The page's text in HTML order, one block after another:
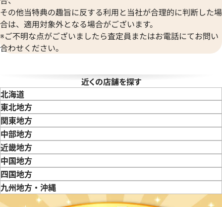
・バン ブラックマジック
342.CV.130.RX.114
格
合わせください
電話で聞く
ウブロ ビッグ・バン ポルト
イヤモンド
参考買取価格
価格はお問い合わせください
電話で聞く
その他当特典の趣旨に反する利用と当社が合理的に判断した場
合は、適用対象外となる場合がございます。
※ご不明な点がございましたら査定員またはお電話にてお問い
合わせください。
近くの店舗を探す
北海道
東北地方
青森県岩手県
関東地方
東京都神奈川県
中部地方
新潟県富山県
近畿地方
三重県滋賀県
中国地方
鳥取県島根県
四国地方
徳島県香川県愛媛県
九州地方・沖縄
福岡県
佐賀県 長崎県 熊本県大分県宮崎県鹿児島県